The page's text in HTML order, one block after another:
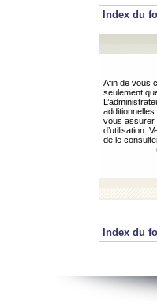
Index du
Afin de vous
seulement
vous assurer
d’utilisation.
de le
Index du